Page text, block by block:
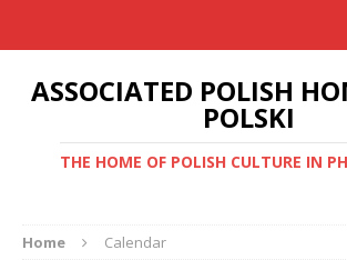
ASSOCIATED POLISH
POLSKI
THE HOME OF POLISH CULTURE IN
Home Calendar